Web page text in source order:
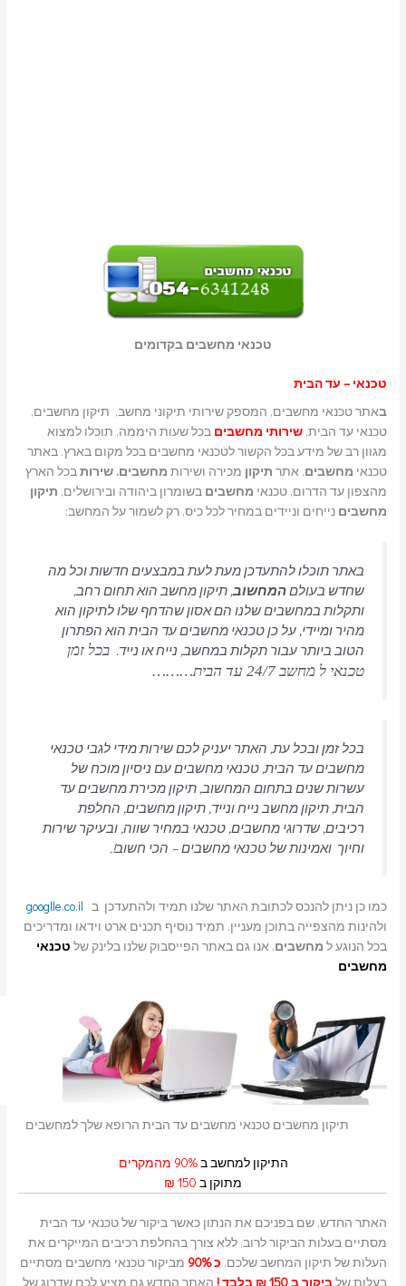
טכנאי מחשבים בקדומים
טכנאי – עד הבית
אתר טכנאי מחשבים, המספק שירותי תיקוני מחשב, תיקון מחשבים,
טכנאי עד הבית,שירותי מחשביםבכל שעות היממה, תוכלו למצוא
מגוון רב של מידע בכל הקשור לטכנאי מחשבים בכל מקום בארץ. באתר
טכנאימחשבים, אתרתיקוןמכירה ושירותמחשבים. שירותבכל הארץ
מהצפון עד הדרום, טכנאימחשביםבשומרון ביהודה ובירושלים,תיקון
מחשביםנייחים וניידים במחיר לכל כיס, רק לשמור על המחשב:
באתר תוכלו להתעדכן מעת לעת במבצעים חדשות וכל מה
שחדש בעולםהמחשוב, תיקון מחשב הוא תחום רחב,
ותקלות במחשבים שלנו הם אסון שהדחף שלו לתיקון הוא
מהיר ומיידי, על כן טכנאי מחשבים עד הבית הוא הפתרון
הטוב ביותר עבור תקלות במחשב, נייח או נייד.בכל זמן
טכנאי ל מחשב 24/7 עד הבית………
בכל זמן ובכל עת, האתר יעניק לכם שירות מידי לגבי טכנאי
מחשבים עד הבית, טכנאי מחשבים עם ניסיון מוכח של
עשרות שנים בתחום המחשוב, תיקון מכירת מחשבים עד
הבית, תיקון מחשב נייח ונייד, תיקון מחשבים, החלפת
רכיבים, שדרוגי מחשבים, טכנאי במחיר שווה, ובעיקר שירות
וחיוך ואמינות של טכנאי מחשבים – הכי חשוב!.
כמו כן ניתן להנכס לכתובת האתר שלנו תמיד ולהתעדכן בgooglle.co.il
ולהינות מהצפייה בתוכן מעניין. תמיד נוסיף תכנים ארט וידאו ומדריכים
בכל הנוגע למחשבים. אנו גם באתר הפייסבוק שלנו בלינק שלטכנאי
מחשבים
תיקון מחשבים טכנאי מחשבים עד הבית הרופא שלך למחשבים
התיקון למחשב ב90% מהמקרים
מתוקן ב 150 ₪
האתר החדש, שם בפניכם את הנתון כאשר ביקור של טכנאי עד הבית
מסתיים בעלות הביקור לרוב, ללא צורך בהחלפת רכיבים המייקרים את
העלות של תיקון המחשב שלכם.כ 90%
מביקור טכנאי מחשבים מסתיים
בעלות שלביקור ב 150 ₪ בלבד ! האתר החדש גם מציע לכם שדרוג של